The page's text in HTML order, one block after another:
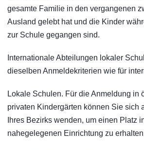
gesamte Familie in den vergangenen
Ausland gelebt hat und die Kinder
zur Schule gegangen sind.
Internationale Abteilungen lokaler
dieselben Anmeldekriterien wie für
Lokale Schulen. Für die Anmeldung in
privaten Kindergärten können Sie sich
Ihres Bezirks wenden, um einen Platz
nahegelegenen Einrichtung zu